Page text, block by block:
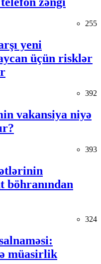
255
yeni
üçün risklər
392
vakansiya niyə
393
böhranından
324
müasirlik